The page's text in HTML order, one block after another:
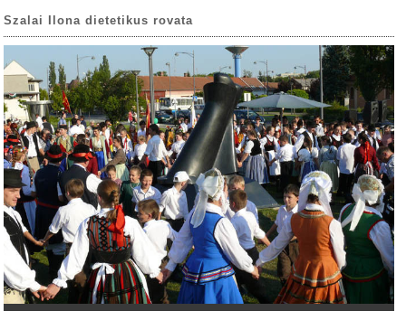
Szalai Ilona dietetikus rovata